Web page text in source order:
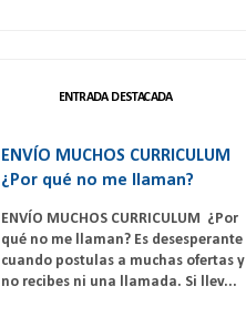
ENTRADA DESTACADA
ENVÍO MUCHOS CURRICULUM
¿Por qué no me llaman?
ENVÍO MUCHOS CURRICULUM ¿Por
qué no me llaman? Es desesperante
cuando postulas a muchas ofertas y
no recibes ni una llamada. Si llev...